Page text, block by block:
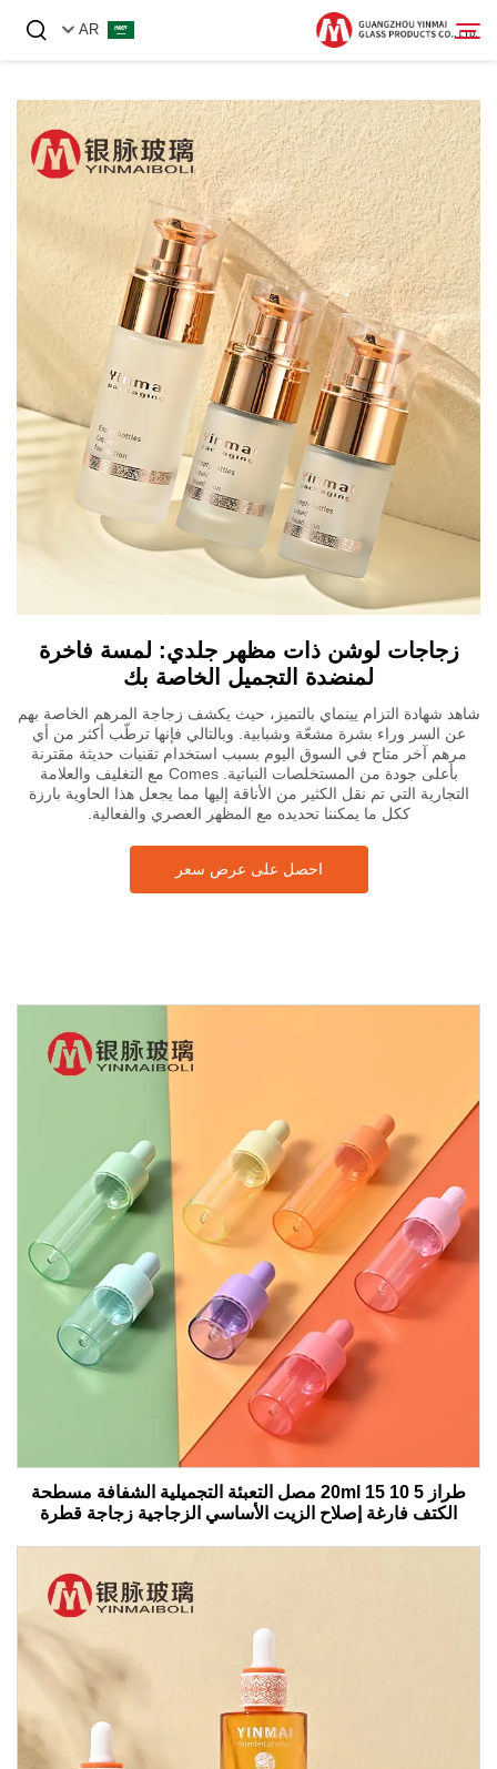
AR
الصفحة الرئيسية
المنتجات
عنّا
أخبار
اتصل بنا
زجاجات لوشن ذات مظهر جلدي: لمسة فاخرة
لمنضدة التجميل الخاصة بك
شاهد شهادة التزام يينماي بالتميز، حيث يكشف زجاجة المرهم الخاصة بهم
عن السر وراء بشرة مشعّة وشبابية. وبالتالي فإنها ترطّب أكثر من أي
مرهم آخر متاح في السوق اليوم بسبب استخدام تقنيات حديثة مقترنة
بأعلى جودة من المستخلصات النباتية. Comes مع التغليف والعلامة
التجارية التي تم نقل الكثير من الأناقة إليها مما يجعل هذا الحاوية بارزة
ككل ما يمكننا تحديده مع المظهر العصري والفعالية.
احصل على عرض سعر
طراز 5 10 15 20ml مصل التعبئة التجميلية الشفافة مسطحة
الكتف فارغة إصلاح الزيت الأساسي الزجاجية زجاجة قطرة